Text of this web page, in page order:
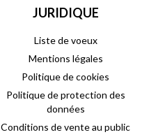
JURIDIQUE
Liste de voeux
Mentions légales
Politique de cookies
Politique de protection des
données
Conditions de vente au public